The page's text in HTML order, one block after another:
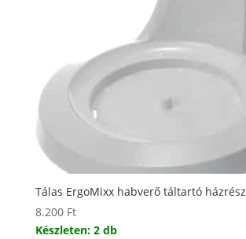
Tálas ErgoMixx habverő táltartó házrész
8.200 Ft
Készleten: 2 db